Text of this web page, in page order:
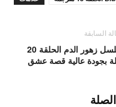
السابقة
مسلسل زهور الدم الحلقة 20
بجودة عالية قصة عشق